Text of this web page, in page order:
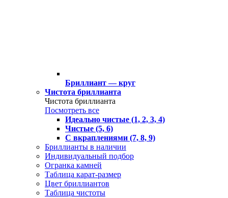
Бриллиант — круг
Чистота бриллианта
Чистота бриллианта
Посмотреть все
Идеально чистые (1, 2, 3, 4)
Чистые (5, 6)
С вкраплениями (7, 8, 9)
Бриллианты в наличии
Индивидуальный подбор
Огранка камней
Таблица карат-размер
Цвет бриллиантов
Таблица чистоты